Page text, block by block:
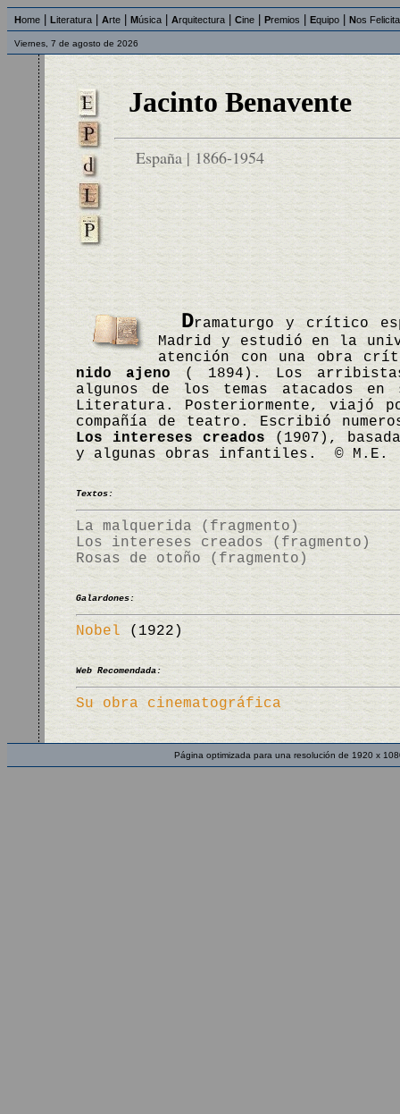
Home Literatura Arte Música Arquitectura Cine Premios Equipo Nos
Viernes, 7 de agosto de 2026
Jacinto Benavente
España | 1866-1954
Dramaturgo y crítico
Madrid y estudió en la
atención con una obra
nido ajeno ( 1894). Los
algunos de los temas atacados
Literatura. Posteriormente, viajó
compañía de teatro. Escribió
Los intereses creados (1907),
y algunas obras infantiles. © M.E.
Textos:
La malquerida (fragmento)
Los intereses creados (fragmento)
Rosas de otoño (fragmento)
Galardones:
Nobel (1922)
Web Recomendada:
Su obra cinematográfica
Página optimizada para una resolución de 1920 x